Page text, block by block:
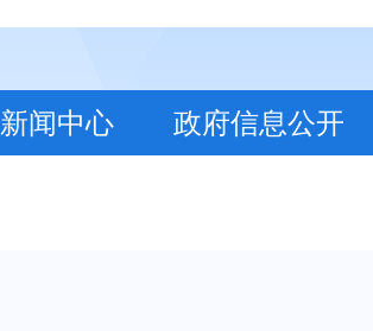
新闻中心 政府信息公开